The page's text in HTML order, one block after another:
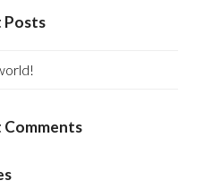
Posts
Comments